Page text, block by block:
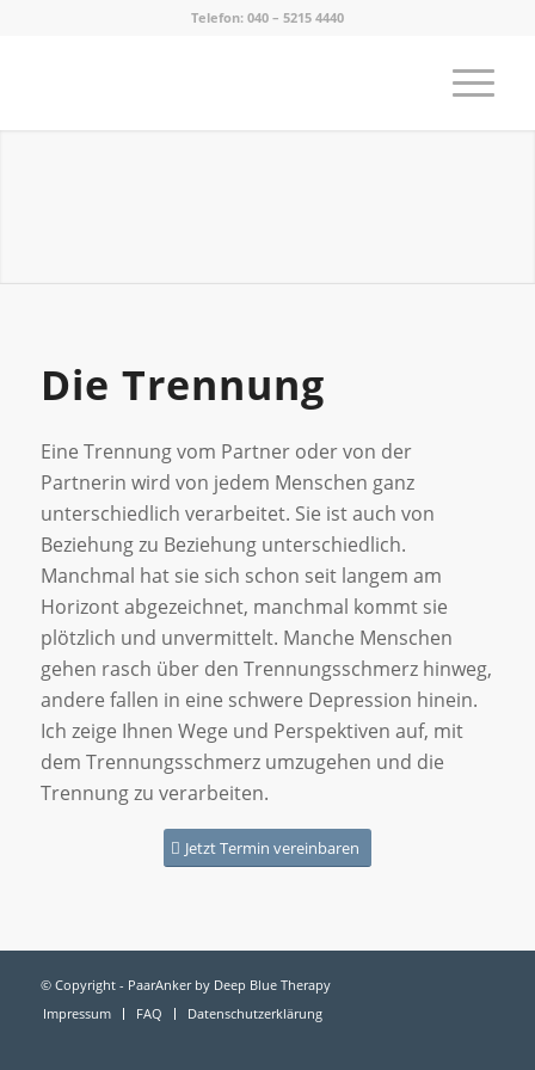
Telefon: 040 – 5215 4440
Die Trennung
Eine Trennung vom Partner oder von der
Partnerin wird von jedem Menschen ganz
unterschiedlich verarbeitet. Sie ist auch von
Beziehung zu Beziehung unterschiedlich.
Manchmal hat sie sich schon seit langem am
Horizont abgezeichnet, manchmal kommt sie
plötzlich und unvermittelt. Manche Menschen
gehen rasch über den Trennungsschmerz hinweg,
andere fallen in eine schwere Depression hinein.
Ich zeige Ihnen Wege und Perspektiven auf, mit
dem Trennungsschmerz umzugehen und die
Trennung zu verarbeiten.
Jetzt Termin vereinbaren
© Copyright - PaarAnker by Deep Blue Therapy
Impressum
FAQ Datenschutzerklärung